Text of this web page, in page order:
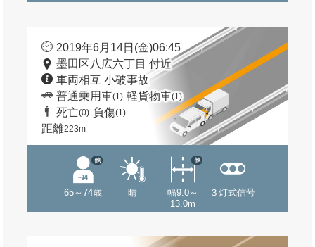
2019年6月14日(金)06:45
墨田区八広六丁目 付近
車両相互 小破事故
普通乗用車(1) 軽貨物車(1)
死亡(0) 負傷(1)
距離223m
65～74歳
他
晴
幅9.0～
13.0m
他
３灯式信号